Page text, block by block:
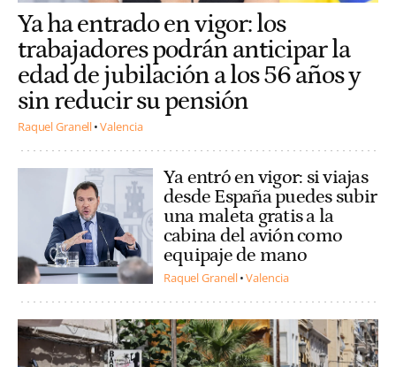
Ya ha entrado en vigor: los
trabajadores podrán anticipar la
edad de jubilación a los 56 años y
sin reducir su pensión
Raquel Granell Valencia
Ya entró en vigor: si viajas
desde España puedes subir
una maleta gratis a la
cabina del avión como
equipaje de mano
Raquel Granell Valencia